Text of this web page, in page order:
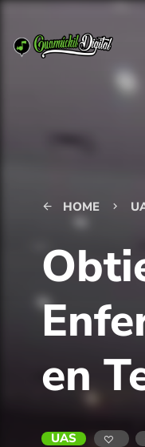
arrow_back HOME keyboard_arrow_right
en
UAS